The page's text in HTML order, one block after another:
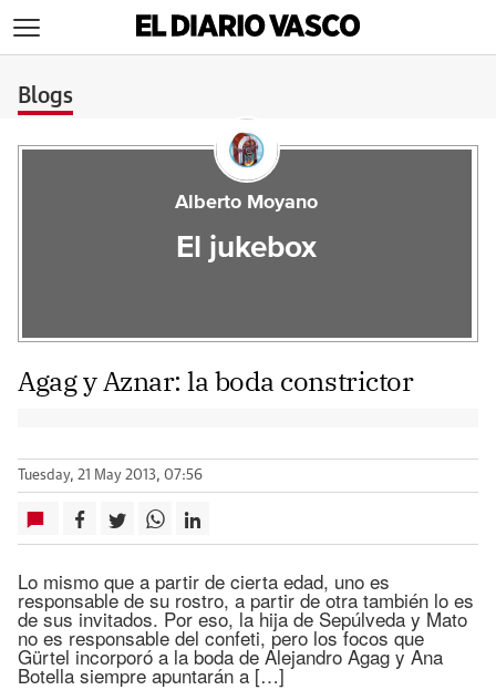
Blogs
Alberto Moyano
El jukebox
Agag y Aznar: la boda constrictor
Tuesday, 21 May 2013, 07:56
Lo mismo que a partir de cierta edad, uno es
responsable de su rostro, a partir de otra también lo es
de sus invitados. Por eso, la hija de Sepúlveda y Mato
no es responsable del confeti, pero los focos que
Gürtel incorporó a la boda de Alejandro Agag y Ana
Botella siempre apuntarán a […]